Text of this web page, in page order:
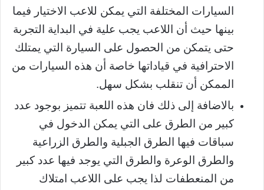
السيارات المختلفة التي يمكن للاعب الاختيار فيما
بينها حيث أن اللاعب يجب علية في البداية التجربة
حتى يتمكن من الحصول على السيارة التي يمتلك
الاحترافية في قياداتها خاصة أن هذه السيارات من
الممكن أن تنقلب بشكل سهل.
بالاضافة إلى ذلك فان هذه اللعبة تتميز بوجود عدد
كبير من الطرق على التي يمكن الدخول في
سباقات فيها الطرق الجبلية والطرق الزراعية
والطرق الوعرة والطرق التي يوجد فيها عدد كبير
من المنعطفات لذا يجب على اللاعب امتلاك